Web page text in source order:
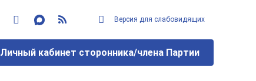
Версия для слабовидящих
Личный кабинет сторонника/члена Партии